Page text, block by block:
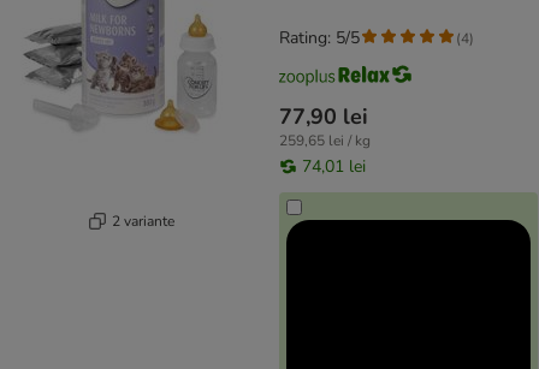
2 variante
77,90 lei
259,65 lei / kg
74,01 lei
Rating: 5/5 (4)